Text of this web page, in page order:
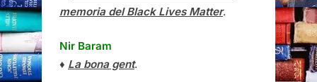
memoria del Black Lives Matter.
Nir Baram
♦ La bona gent.